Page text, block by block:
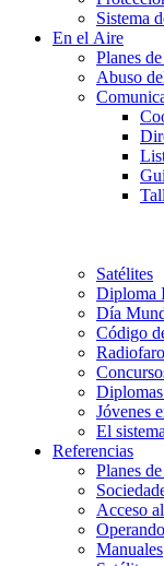
Sistema
En el Aire
Planes
Abuso
Satélites
Diploma
Día
Código
Jóvenes
El
Referencias
Planes
Acceso
Manuales